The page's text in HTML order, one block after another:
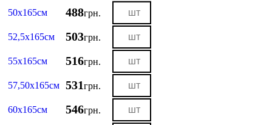
50х165см 488грн.
52,5х165см 503грн.
55х165см 516грн.
57,50х165см 531грн.
60х165см 546грн.